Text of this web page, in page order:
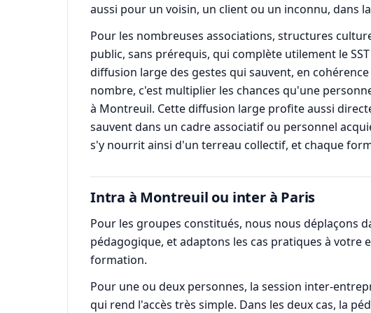
aussi pour un voisin, un client ou un inconnu, dans
Pour les nombreuses associations, structures
public, sans prérequis, qui complète utilement le
diffusion large des gestes qui sauvent, en
nombre, c'est multiplier les chances qu'une
à Montreuil. Cette diffusion large profite aussi
sauvent dans un cadre associatif ou personnel
s'y nourrit ainsi d'un terreau collectif, et chaque
Intra à Montreuil ou inter à Paris
Pour les groupes constitués, nous nous déplaçons
pédagogique, et adaptons les cas pratiques à
formation.
Pour une ou deux personnes, la session inter-
qui rend l'accès très simple. Dans les deux cas, la